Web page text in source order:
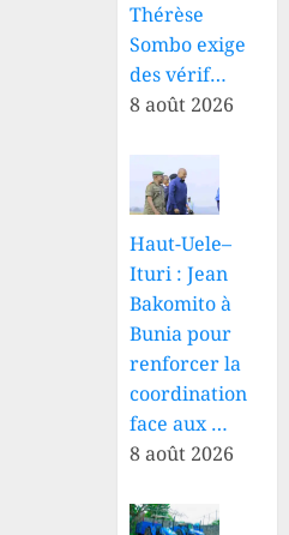
Thérèse
Sombo exige
des vérif…
8 août 2026
Haut-Uele–
Ituri : Jean
Bakomito à
Bunia pour
renforcer la
coordination
face aux …
8 août 2026